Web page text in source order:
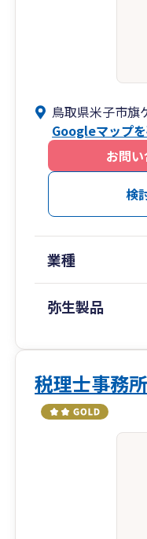
鳥取県米子市旗
Googleマップ
お問
検
業種
弥生製品
税理士事務